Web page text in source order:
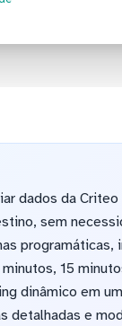
dados da
sem
minutos, 15
dinâmico em
detalhadas e